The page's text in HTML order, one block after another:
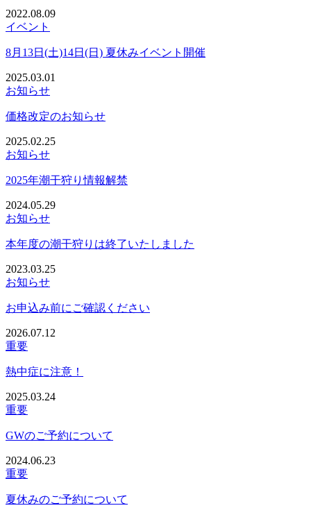
2022.08.09
イベント
8月13日(土)14日(日) 夏休みイベント開催
2025.03.01
お知らせ
価格改定のお知らせ
2025.02.25
お知らせ
2025年潮干狩り情報解禁
2024.05.29
お知らせ
本年度の潮干狩りは終了いたしました
2023.03.25
お知らせ
お申込み前にご確認ください
2026.07.12
重要
熱中症に注意！
2025.03.24
重要
GWのご予約について
2024.06.23
重要
夏休みのご予約について